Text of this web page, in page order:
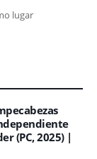
lugar
(PC, 2025) |